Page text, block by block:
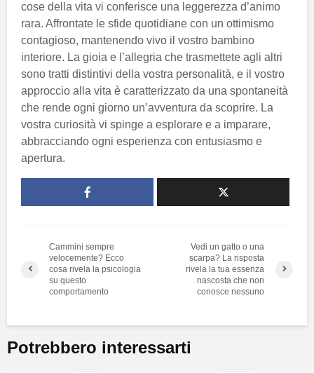
cose della vita vi conferisce una leggerezza d’animo
rara. Affrontate le sfide quotidiane con un ottimismo
contagioso, mantenendo vivo il vostro bambino
interiore. La gioia e l’allegria che trasmettete agli altri
sono tratti distintivi della vostra personalità, e il vostro
approccio alla vita è caratterizzato da una spontaneità
che rende ogni giorno un’avventura da scoprire. La
vostra curiosità vi spinge a esplorare e a imparare,
abbracciando ogni esperienza con entusiasmo e
apertura.
Cammini sempre
velocemente? Ecco
cosa rivela la psicologia
su questo
comportamento
Vedi un gatto o una
scarpa? La risposta
rivela la tua essenza
nascosta che non
conosce nessuno
Potrebbero interessarti